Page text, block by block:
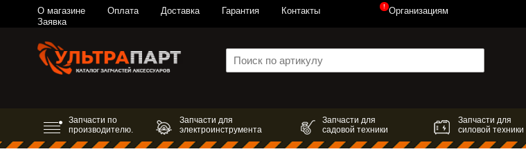
О магазине Оплата Доставка Гарантия
Контакты
Заявка
Организациям
!
Запчасти по
производителю.
Запчасти для
электроинструмента
Запчасти для
садовой техники
Запчасти для
силовой техники